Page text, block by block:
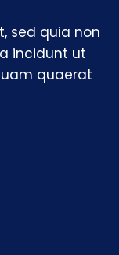
sed quia non
incidunt ut
quaerat